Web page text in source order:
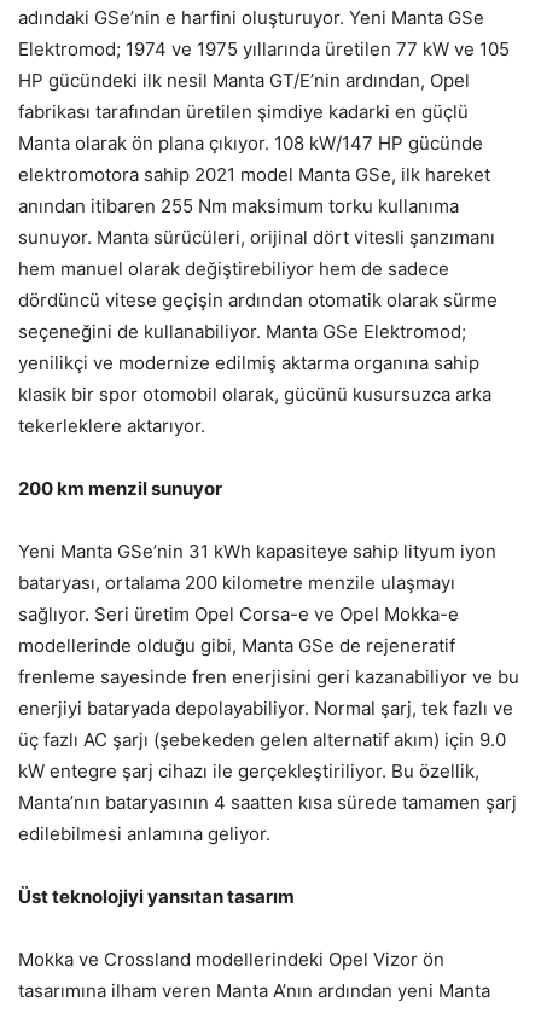
adındaki GSe’nin e harfini oluşturuyor. Yeni Manta GSe
Elektromod; 1974 ve 1975 yıllarında üretilen 77 kW ve 105
HP gücündeki ilk nesil Manta GT/E’nin ardından, Opel
fabrikası tarafından üretilen şimdiye kadarki en güçlü
Manta olarak ön plana çıkıyor. 108 kW/147 HP gücünde
elektromotora sahip 2021 model Manta GSe, ilk hareket
anından itibaren 255 Nm maksimum torku kullanıma
sunuyor. Manta sürücüleri, orijinal dört vitesli şanzımanı
hem manuel olarak değiştirebiliyor hem de sadece
dördüncü vitese geçişin ardından otomatik olarak sürme
seçeneğini de kullanabiliyor. Manta GSe Elektromod;
yenilikçi ve modernize edilmiş aktarma organına sahip
klasik bir spor otomobil olarak, gücünü kusursuzca arka
tekerleklere aktarıyor.
200 km menzil sunuyor
Yeni Manta GSe’nin 31 kWh kapasiteye sahip lityum iyon
bataryası, ortalama 200 kilometre menzile ulaşmayı
sağlıyor. Seri üretim Opel Corsa-e ve Opel Mokka-e
modellerinde olduğu gibi, Manta GSe de rejeneratif
frenleme sayesinde fren enerjisini geri kazanabiliyor ve bu
enerjiyi bataryada depolayabiliyor. Normal şarj, tek fazlı ve
üç fazlı AC şarjı (şebekeden gelen alternatif akım) için 9.0
kW entegre şarj cihazı ile gerçekleştiriliyor. Bu özellik,
Manta’nın bataryasının 4 saatten kısa sürede tamamen şarj
edilebilmesi anlamına geliyor.
Üst teknolojiyi yansıtan tasarım
Mokka ve Crossland modellerindeki Opel Vizor ön
tasarımına ilham veren Manta A’nın ardından yeni Manta